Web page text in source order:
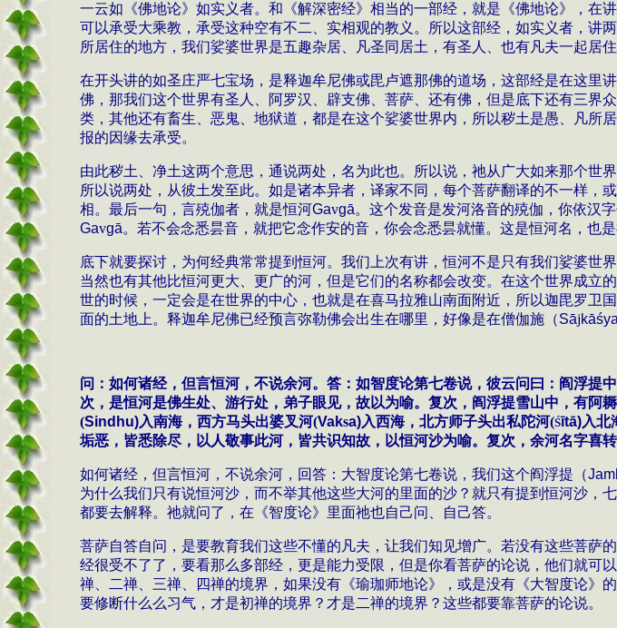
一云如《佛地论》如实义者。和《解深密经》相当的一部经，就是《佛地论》，在
可以承受大乘教，承受这种空有不二、实相观的教义。所以这部经，如实义者，
所居住的地方，我们娑婆世界是五趣杂居、凡圣同居土，有圣人、也有凡夫一起居住
在开头讲的如圣庄严七宝场，是释迦牟尼佛或毘卢遮那佛的道场，这部经是在这
佛，那我们这个世界有圣人、阿罗汉、辟支佛、菩萨、还有佛，但是底下还有三界
类，其他还有畜生、恶鬼、地狱道，都是在这个娑婆世界内，所以秽土是愚、凡
报的因缘去承受。
由此秽土、净土这两个意思，通说两处，名为此也。所以说，祂从广大如来那个世
所以说两处，从彼土发至此。如是诸本异者，译家不同，每个菩萨翻译的不一样，
相。最后一句，言殑伽者，就是恒河Gavgā。这个发音是发河洛音的殑伽，你依汉
Gavgā。若不会念悉昙音，就把它念作安的音，你会念悉昙就懂。这是恒河名，也是
底下就要探讨，为何经典常常提到恒河。我们上次有讲，恒河不是只有我们娑婆
当然也有其他比恒河更大、更广的河，但是它们的名称都会改变。在这个世界成
世的时候，一定会是在世界的中心，也就是在喜马拉雅山南面附近，所以迦毘罗卫
面的土地上。释迦牟尼佛已经预言弥勒佛会出生在哪里，好像是在僧伽施 （Sājkāśya
问：如何诸经，但言恒河，不说余河。答：如智度论第七卷说，彼云问曰：阎浮
次，是恒河是佛生处、游行处，弟子眼见，故以为喻。复次，阎浮提雪山中，有阿
(Sindhu)入南海，西方马头出婆叉河(Vaksa)入西海，北方师子头出私陀河(Śītā)入北
垢恶，皆悉除尽，以人敬事此河，皆共识知故，以恒河沙为喻。复次，余河名字喜
如何诸经，但言恒河，不说余河，回答：大智度论第七卷说，我们这个阎浮提（
为什么我们只有说恒河沙，而不举其他这些大河的里面的沙？就只有提到恒河沙
都要去解释。祂就问了，在《智度论》里面祂也自己问、自己答。
菩萨自答自问，是要教育我们这些不懂的凡夫，让我们知见增广。若没有这些菩
经很受不了了，要看那么多部经，更是能力受限，但是你看菩萨的论说，他们就
禅、二禅、三禅、四禅的境界，如果没有《瑜珈师地论》，或是没有《大智度论》
要修断什么么习气，才是初禅的境界？才是二禅的境界？这些都要靠菩萨的论说。